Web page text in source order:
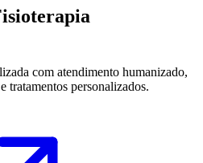
com atendimento humanizado,
tratamentos personalizados.